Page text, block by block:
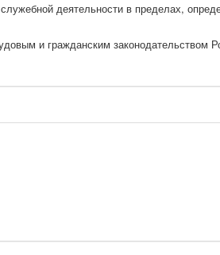
деятельности в пределах,
и гражданским законодательством